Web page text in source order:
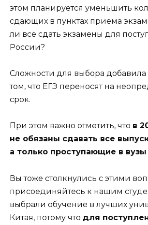
этом планируется уменьшить
сдающих в пунктах приема
ли все сдать экзамены для
России?
Сложности для выбора добавила
том, что ЕГЭ переносят на
срок.
При этом важно отметить, что в
не обязаны сдавать все
а только проступающие в вузы
Вы тоже столкнулись с этими
присоединяйтесь к нашим
выбрали обучение в лучших
Китая, потому что для